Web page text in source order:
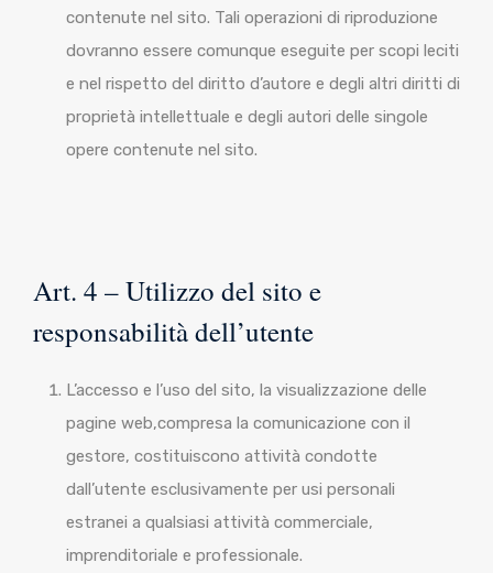
contenute nel sito. Tali operazioni di riproduzione
dovranno essere comunque eseguite per scopi leciti
e nel rispetto del diritto d’autore e degli altri diritti di
proprietà intellettuale e degli autori delle singole
opere contenute nel sito.
Art. 4 – Utilizzo del sito e
responsabilità dell’utente
L’accesso e l’uso del sito, la visualizzazione delle
pagine web,compresa la comunicazione con il
gestore, costituiscono attività condotte
dall’utente esclusivamente per usi personali
estranei a qualsiasi attività commerciale,
imprenditoriale e professionale.